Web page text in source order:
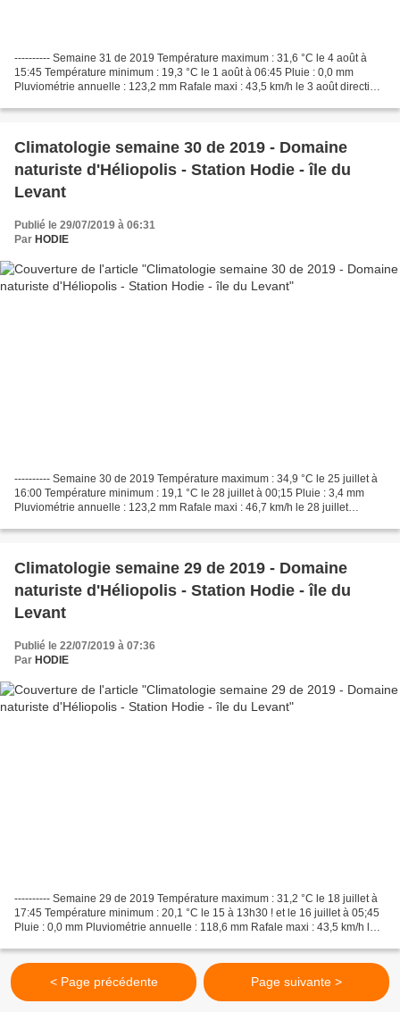
---------- Semaine 31 de 2019 Température maximum : 31,6 °C le 4 août à
15:45 Température minimum : 19,3 °C le 1 août à 06:45 Pluie : 0,0 mm
Pluviométrie annuelle : 123,2 mm Rafale maxi : 43,5 km/h le 3 août direction
Climatologie semaine 30 de 2019 - Domaine
naturiste d'Héliopolis - Station Hodie - île du
Levant
Publié le 29/07/2019 à 06:31
Par HODIE
---------- Semaine 30 de 2019 Température maximum : 34,9 °C le 25 juillet à
16:00 Température minimum : 19,1 °C le 28 juillet à 00;15 Pluie : 3,4 mm
Pluviométrie annuelle : 123,2 mm Rafale maxi : 46,7 km/h le 28 juillet
Climatologie semaine 29 de 2019 - Domaine
naturiste d'Héliopolis - Station Hodie - île du
Levant
Publié le 22/07/2019 à 07:36
Par HODIE
---------- Semaine 29 de 2019 Température maximum : 31,2 °C le 18 juillet à
17:45 Température minimum : 20,1 °C le 15 à 13h30 ! et le 16 juillet à 05;45
Pluie : 0,0 mm Pluviométrie annuelle : 118,6 mm Rafale maxi : 43,5 km/h le
< Page précédente Page suivante >